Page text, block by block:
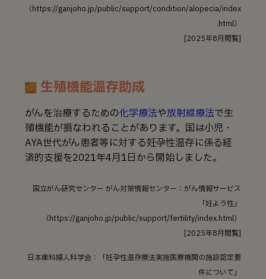
（https://ganjoho.jp/public/support/condition/alopecia/index
.html）
[2025年8月閲覧]
生殖機能温存助成
がんを治療するための化学療法や放射線療法で生
殖機能が損なわれることがあります。国は小児・
AYA世代がん患者等に対する妊孕性温存に係る経
済的支援を2021年4月1日から開始しました。
国⽴がん研究センター がん対策情報センター：がん情報サービス
「妊よう性」
（https://ganjoho.jp/public/support/fertility/index.html）
[2025年8月閲覧]
日本産科婦人科学会：「妊孕性温存療法実施医療機関の施設認定要
件について」